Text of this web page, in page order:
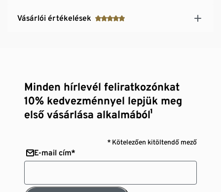
Vásárlói értékelések
Minden hírlevél feliratkozónkat
10% kedvezménnyel lepjük meg
első vásárlása alkalmából¹
* Kötelezően kitöltendő mező
E-mail cím*